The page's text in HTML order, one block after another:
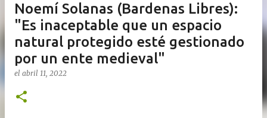
Noemí Solanas (Bardenas Libres):
"Es inaceptable que un espacio
natural protegido esté gestionado
por un ente medieval"
el abril 11, 2022